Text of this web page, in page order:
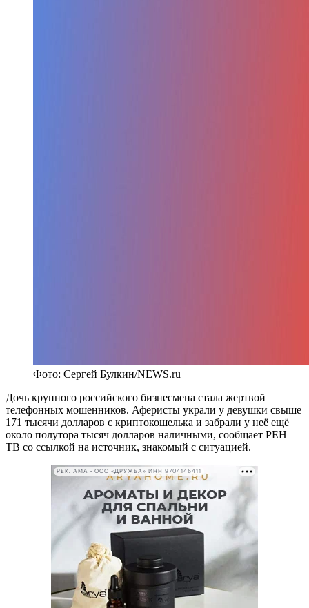
Фото: Сергей Булкин/NEWS.ru
Дочь крупного российского бизнесмена стала жертвой
телефонных мошенников. Аферисты украли у девушки свыше
171 тысячи долларов с криптокошелька и забрали у неё ещё
около полутора тысяч долларов наличными, сообщает РЕН
ТВ со ссылкой на источник, знакомый с ситуацией.
РЕКЛАМА • ООО «ДРУЖБА» ИНН 9704146411